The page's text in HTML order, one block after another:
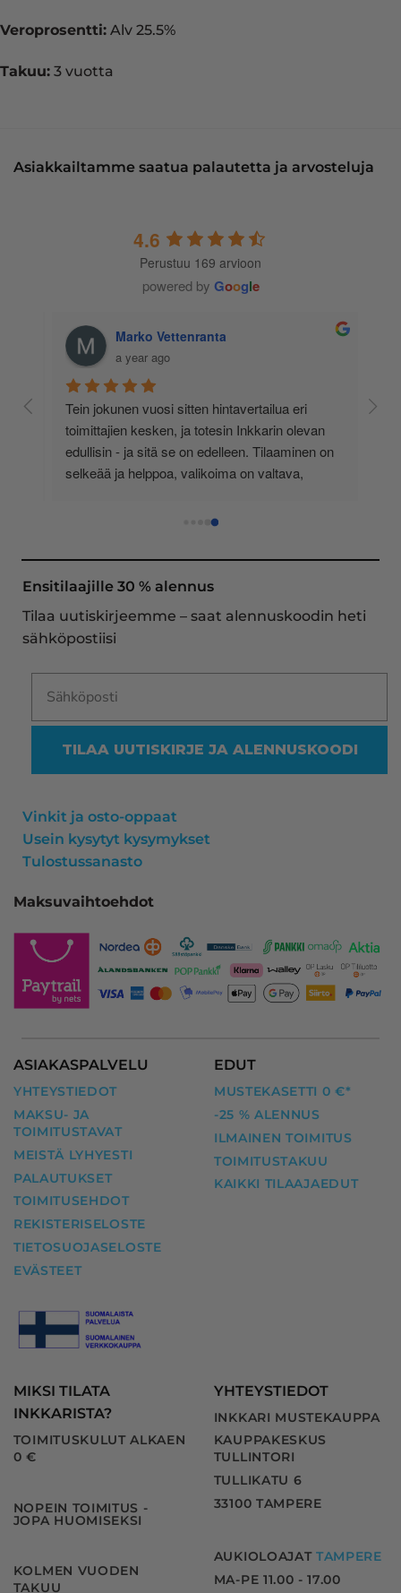
Veroprosentti: Alv 25.5%
Takuu: 3 vuotta
Asiakkailtamme saatua palautetta ja arvosteluja
4.6
Perustuu 169 arvioon
powered by Google
Marko Vettenranta
a year ago
Tein jokunen vuosi sitten hintavertailua eri
toimittajien kesken, ja totesin Inkkarin olevan
edullisin - ja sitä se on edelleen. Tilaaminen on
selkeää ja helppoa, valikoima on valtava,
asiakaspalvelu todella ripeää (s-postin kautta) ja
oli noudettavissa postin lokerosta tänään!! En
näe mitään syytä vaihtaa toimittajaa. Kaikki on
ollut mitään moitittavaa! Lämmin suositus!
Ensitilaajille 30 % alennus
Tilaa uutiskirjeemme – saat alennuskoodin heti
sähköpostiisi
TILAA UUTISKIRJE JA ALENNUSKOODI
Vinkit ja osto-oppaat
Usein kysytyt kysymykset
Tulostussanasto
Maksuvaihtoehdot
ASIAKASPALVELU
YHTEYSTIEDOT
MAKSU- JA
TOIMITUSTAVAT
MEISTÄ LYHYESTI
PALAUTUKSET
TOIMITUSEHDOT
REKISTERISELOSTE
TIETOSUOJASELOSTE
EVÄSTEET
EDUT
MUSTEKASETTI 0 €*
-25 % ALENNUS
ILMAINEN TOIMITUS
TOIMITUSTAKUU
KAIKKI TILAAJAEDUT
MIKSI TILATA
INKKARISTA?
TOIMITUSKULUT ALKAEN
0 €
NOPEIN TOIMITUS -
JOPA HUOMISEKSI
KOLMEN VUODEN
TAKUU
YHTEYSTIEDOT
INKKARI MUSTEKAUPPA
KAUPPAKESKUS
TULLINTORI
TULLIKATU 6
33100 TAMPERE
AUKIOLOAJAT TAMPERE
MA-PE 11.00 - 17.00